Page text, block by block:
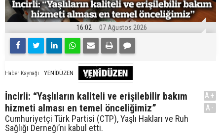
16:02 07 Ağustos 2026
Haber Kaynağı YENİDÜZEN
İncirli: “Yaşlıların kaliteli ve erişilebilir bakım
hizmeti alması en temel önceliğimiz”
Cumhuriyetçi Türk Partisi (CTP), Yaşlı Hakları ve Ruh
Sağlığı Derneği’ni kabul etti.
A+
A-